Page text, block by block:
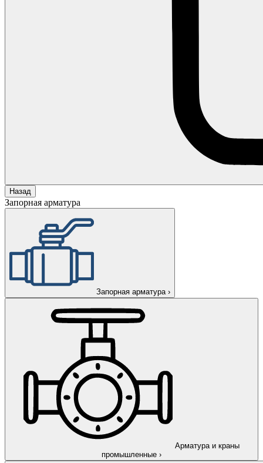
Назад
Запорная арматура
Запорная арматура ›
Арматура и краны
промышленные ›